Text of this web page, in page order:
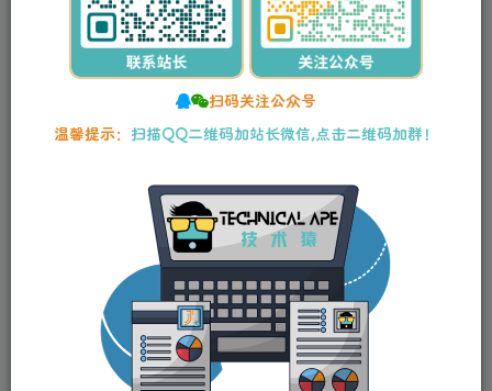
立即购买
您当前未登录！建议登录后购买，可保存购买订单。
本站资源均为作者特供和网友推荐收集整理而来，仅供学习和研究使
用，请在下载后24小时内删除，谢谢合作！
2024最新口红机程序源码 微擎公众号版本
2年前更新
关注
0
源码简介
2024最新口红机程序源码，微擎公众号版本。本站测试可以
扫码关注公众号
温馨提示： 扫描QQ二维码加站长微信,点击二维码加群！